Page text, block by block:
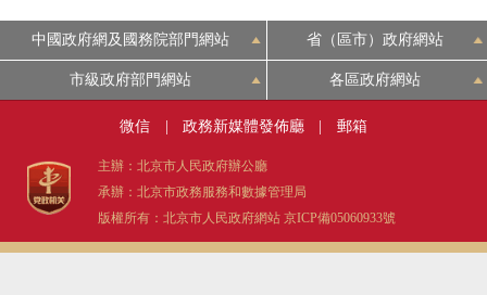
中國政府網及國務院部門網站 省（區市）政府網站
市級政府部門網站 各區政府網站
微信 政務新媒體發佈廳 郵箱
主辦：北京市人民政府辦公廳
承辦：北京市政務服務和數據管理局
版權所有：北京市人民政府網站 京ICP備05060933號